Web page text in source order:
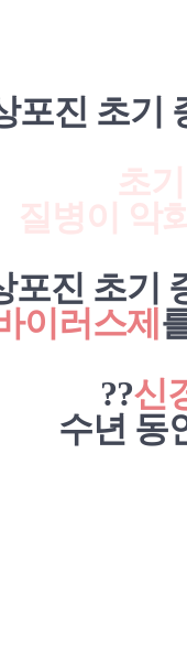
포진 초기
포진 초기
이러스제
??신
수년 동